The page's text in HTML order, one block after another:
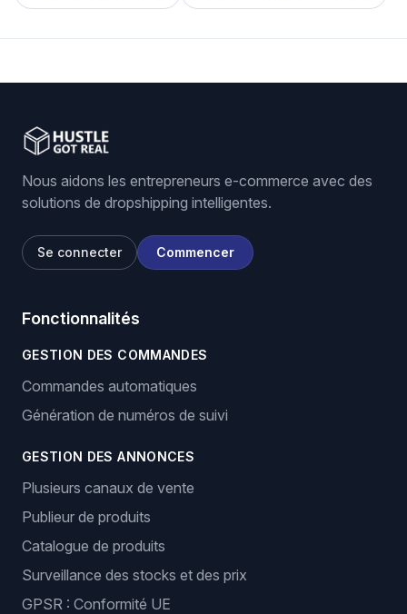
Nous aidons les entrepreneurs e-commerce avec des
solutions de dropshipping intelligentes.
Se connecter Commencer
Fonctionnalités
GESTION DES COMMANDES
Commandes automatiques
Génération de numéros de suivi
GESTION DES ANNONCES
Plusieurs canaux de vente
Publieur de produits
Catalogue de produits
Surveillance des stocks et des prix
GPSR : Conformité UE